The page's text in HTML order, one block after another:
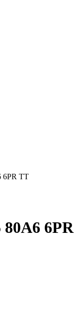
6PR TT
80A6 6PR